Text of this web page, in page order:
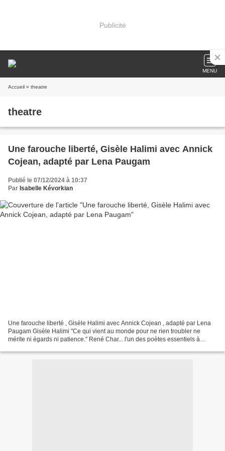
Publicité
MENU
Accueil » theatre
theatre
Une farouche liberté, Gisèle Halimi avec Annick
Cojean, adapté par Lena Paugam
Publié le 07/12/2024 à 10:37
Par Isabelle Kévorkian
Une farouche liberté , Gisèle Halimi avec Annick Cojean , adapté par Lena
Paugam Gisèle Halimi "Ce qui vient au monde pour ne rien troubler ne
mérite ni égards ni patience." René Char... l'un des poètes essentiels à